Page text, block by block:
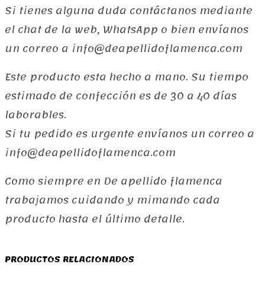
Si tienes alguna duda contáctanos mediante
el chat de la web, WhatsApp o bien envíanos
un correo a info@deapellidoflamenca.com
Este producto esta hecho a mano. Su tiempo
estimado de confección es de 30 a 40 dí­as
laborables.
Si tu pedido es urgente envíanos un correo a
info@deapellidoflamenca.com
Como siempre en De apellido flamenca
trabajamos cuidando y mimando cada
producto hasta el último detalle.
PRODUCTOS RELACIONADOS